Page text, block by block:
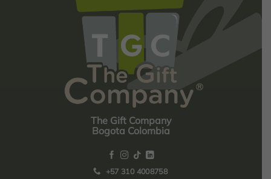
The Gift Company
Bogota Colombia
+57 310 4008758